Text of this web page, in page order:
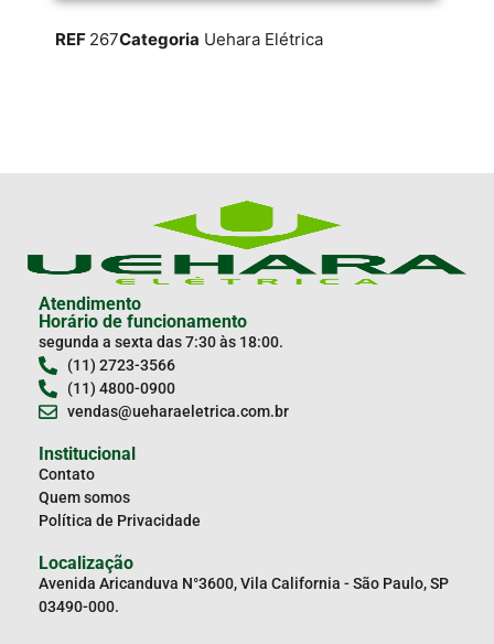
REF 267Categoria Uehara Elétrica
Atendimento
Horário de funcionamento
segunda a sexta das 7:30 às 18:00.
(11) 2723-3566
(11) 4800-0900
vendas@ueharaeletrica.com.br
Institucional
Contato
Quem somos
Política de Privacidade
Localização
Avenida Aricanduva N°3600, Vila California - São Paulo, SP
03490-000.